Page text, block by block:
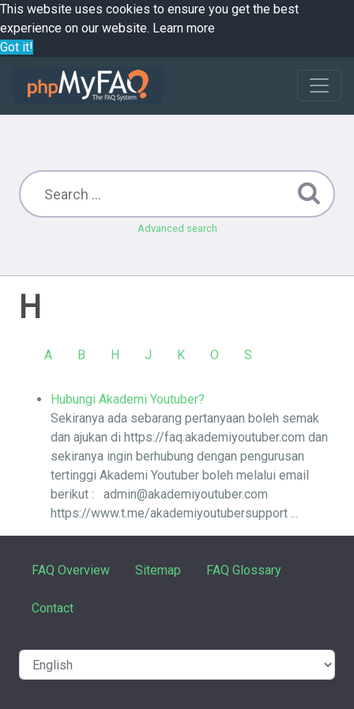
This website uses cookies to ensure you get the best
experience on our website. Learn more
Got it!
Advanced search
H
A B H J K O S
Hubungi Akademi Youtuber?
Sekiranya ada sebarang pertanyaan boleh semak
dan ajukan di https://faq.akademiyoutuber.com dan
sekiranya ingin berhubung dengan pengurusan
tertinggi Akademi Youtuber boleh melalui email
berikut : admin@akademiyoutuber.com
https://www.t.me/akademiyoutubersupport ...
FAQ Overview Sitemap FAQ Glossary
Contact